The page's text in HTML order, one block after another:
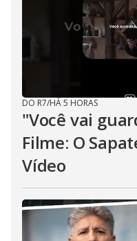
DO R7/HÁ 5 HORAS
"Você vai
Filme: O
Vídeo